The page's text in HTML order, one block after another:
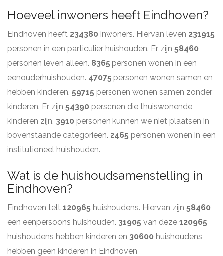
Hoeveel inwoners heeft Eindhoven?
Eindhoven heeft 234380 inwoners. Hiervan leven 231915
personen in een particulier huishouden. Er zijn 58460
personen leven alleen. 8365 personen wonen in een
eenouderhuishouden. 47075 personen wonen samen en
hebben kinderen. 59715 personen wonen samen zonder
kinderen. Er zijn 54390 personen die thuiswonende
kinderen zijn. 3910 personen kunnen we niet plaatsen in
bovenstaande categorieën. 2465 personen wonen in een
institutioneel huishouden.
Wat is de huishoudsamenstelling in
Eindhoven?
Eindhoven telt 120965 huishoudens. Hiervan zijn 58460
een eenpersoons huishouden. 31905 van deze 120965
huishoudens hebben kinderen en 30600 huishoudens
hebben geen kinderen in Eindhoven